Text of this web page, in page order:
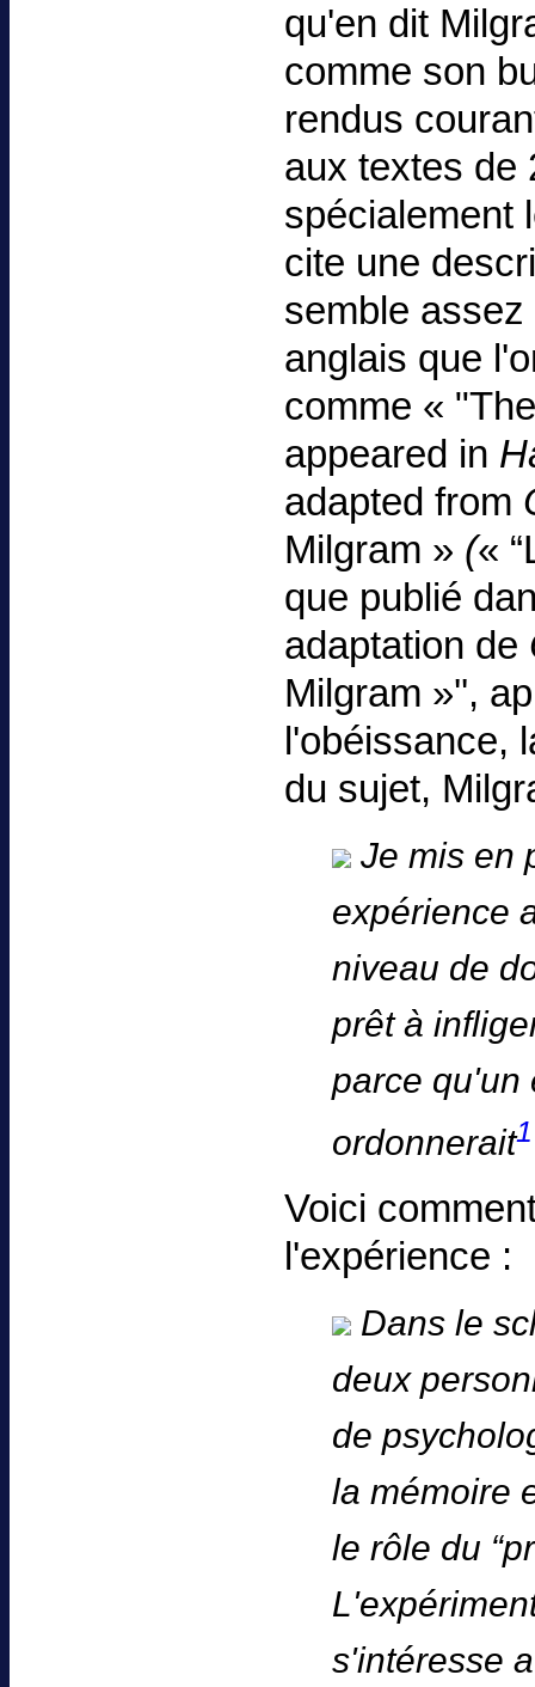
qu'en dit
comme son
rendus
aux textes de
spécialement
cite une
semble
anglais que
comme «
appeared in
adapted from
Milgram » («
que publié
adaptation de
Milgram »'',
l'obéissance,
du sujet,
Je mis en
expérience
niveau de
prêt à
parce qu'un
ordonnerait1
Voici
l'expérience :
Dans le
deux
de
la mémoire
le rôle du
s'intéresse